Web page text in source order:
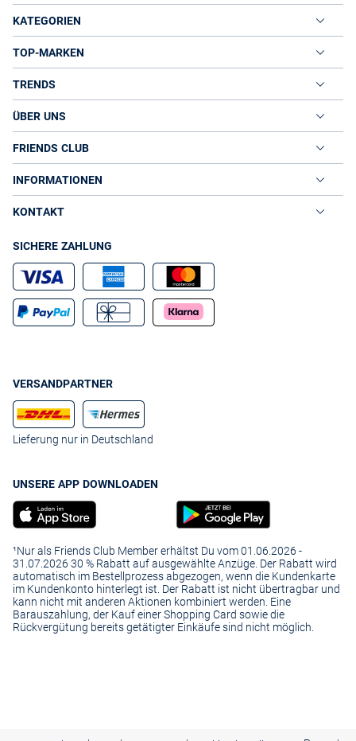
KATEGORIEN
TOP-MARKEN
TRENDS
ÜBER UNS
FRIENDS CLUB
INFORMATIONEN
KONTAKT
SICHERE ZAHLUNG
VERSANDPARTNER
Lieferung nur in Deutschland
UNSERE APP DOWNLOADEN
¹Nur als Friends Club Member erhältst Du vom 01.06.2026 -
31.07.2026 30 % Rabatt auf ausgewählte Anzüge. Der Rabatt wird
automatisch im Bestellprozess abgezogen, wenn die Kundenkarte
im Kundenkonto hinterlegt ist. Der Rabatt ist nicht übertragbar und
kann nicht mit anderen Aktionen kombiniert werden. Eine
Barauszahlung, der Kauf einer Shopping Card sowie die
Rückvergütung bereits getätigter Einkäufe sind nicht möglich.